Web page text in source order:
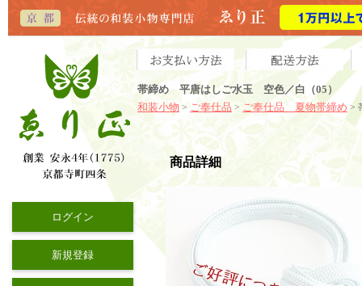
帯締め 平唐はしご水玉 空色／白（05）
和装小物 > ご奉仕品 > ご奉仕品 夏物帯締め >
ログイン
新規登録
商品詳細